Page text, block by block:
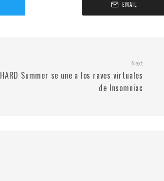
EMAIL
Next
HARD Summer se une a los raves virtuales
de Insomniac